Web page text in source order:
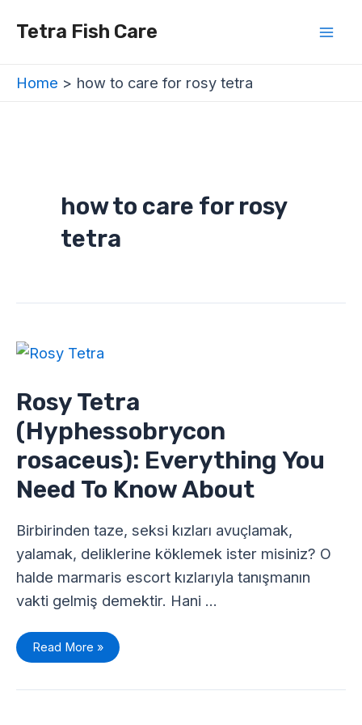
Tetra Fish Care
Home how to care for rosy tetra
how to care for rosy
tetra
Rosy Tetra
(Hyphessobrycon
rosaceus): Everything You
Need To Know About
Birbirinden taze, seksi kızları avuçlamak,
yalamak, deliklerine köklemek ister misiniz? O
halde marmaris escort kızlarıyla tanışmanın
vakti gelmiş demektir. Hani …
Rosy
Tetra
Everything
You
Need
To
Know
About
Read More »